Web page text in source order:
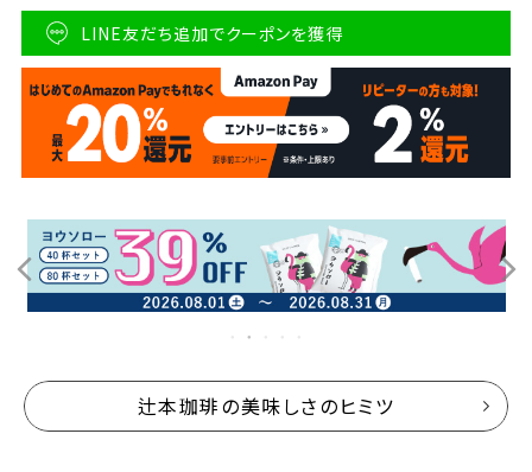
LINE友だち追加でクーポンを獲得
辻本珈琲の美味しさのヒミツ